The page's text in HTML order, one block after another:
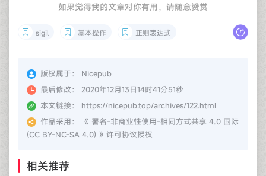
如果觉得我的文章对你有用，请随意赞赏
sigil 基本操作 正则表达式
版权属于：
Nicepub
最后修改：
2020年12月13日14时41分51秒
本文链接：
https://nicepub.top/archives/122.html
作品采用：
《 署名-非商业性使用-相同方式共享 4.0 国际
(CC BY-NC-SA 4.0) 》许可协议授权
相关推荐